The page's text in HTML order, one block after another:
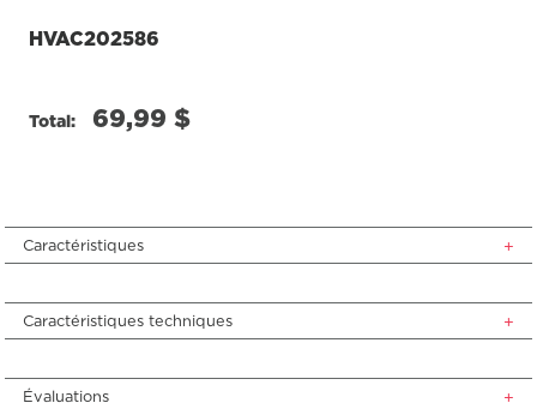
HVAC202586
Total: 69,99 $
Caractéristiques
Caractéristiques techniques
Évaluations